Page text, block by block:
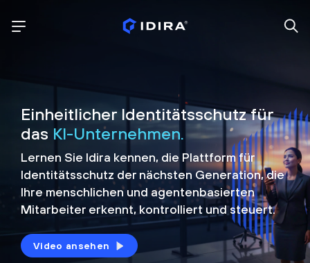
Einheitlicher Identitätsschutz für
das KI-Unternehmen.
Lernen Sie Idira kennen, die Plattformfür
Identitätsschutz der nächsten Generation, die
Ihre menschlichen und agentenbasierten
Mitarbeiter erkennt, kontrolliert undsteuert.
Video ansehen